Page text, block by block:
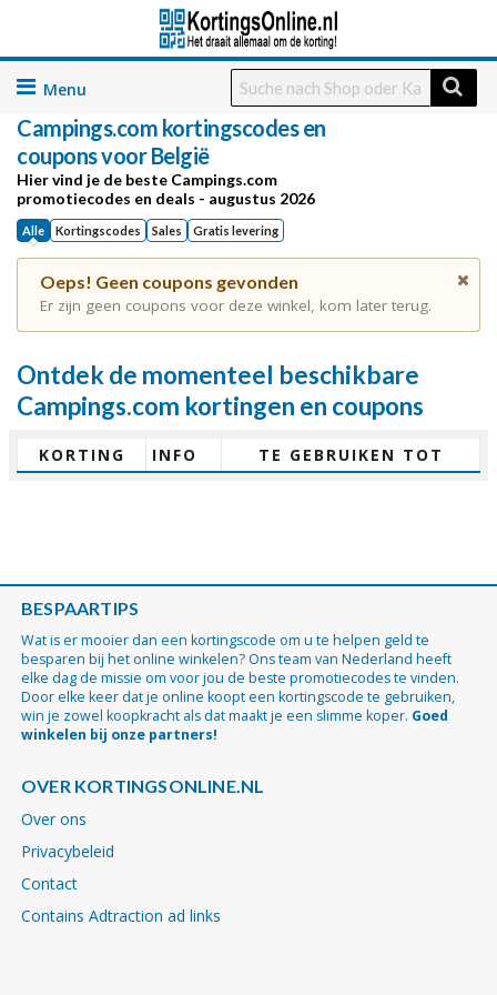
Skip
content
Campings.com kortingscodes en
coupons voor België
Hier vind je de beste Campings.com
promotiecodes en deals - augustus 2026
Alle Kortingscodes Sales Gratis levering
Oeps! Geen coupons gevonden
Er zijn geen coupons voor deze winkel, kom later terug.
Ontdek de momenteel beschikbare
Campings.com kortingen en coupons
KORTING INFO TE GEBRUIKEN TOT
BESPAARTIPS
Wat is er mooier dan een kortingscode om u te helpen geld te
besparen bij het online winkelen? Ons team van Nederland heeft
elke dag de missie om voor jou de beste promotiecodes te vinden.
Door elke keer dat je online koopt een kortingscode te gebruiken,
win je zowel koopkracht als dat maakt je een slimme koper. Goed
winkelen bij onze partners!
OVER KORTINGSONLINE.NL
Over ons
Privacybeleid
Contact
Contains Adtraction ad links